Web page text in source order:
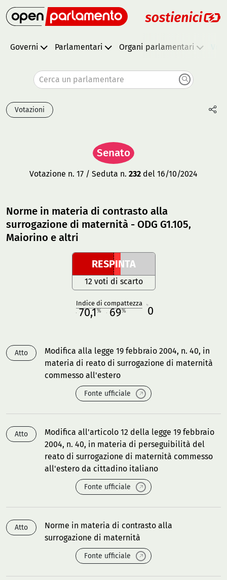
Governi Parlamentari Organi parlamentari
Cerca un parlamentare
Votazioni
Senato
Votazione n. 17 / Seduta n. 232 del 16/10/2024
Norme in materia di contrasto alla
surrogazione di maternità - ODG G1.105,
Maiorino e altri
RESPINTA
12 voti di scarto
Indice di compattezza
70,1% 69% 0
Atto
Modifica alla legge 19 febbraio 2004, n. 40, in
materia di reato di surrogazione di maternità
commesso all'estero
Fonte ufficiale
Atto
Modifica all'articolo 12 della legge 19 febbraio
2004, n. 40, in materia di perseguibilità del
reato di surrogazione di maternità commesso
all'estero da cittadino italiano
Fonte ufficiale
Atto
Norme in materia di contrasto alla
surrogazione di maternità
Fonte ufficiale